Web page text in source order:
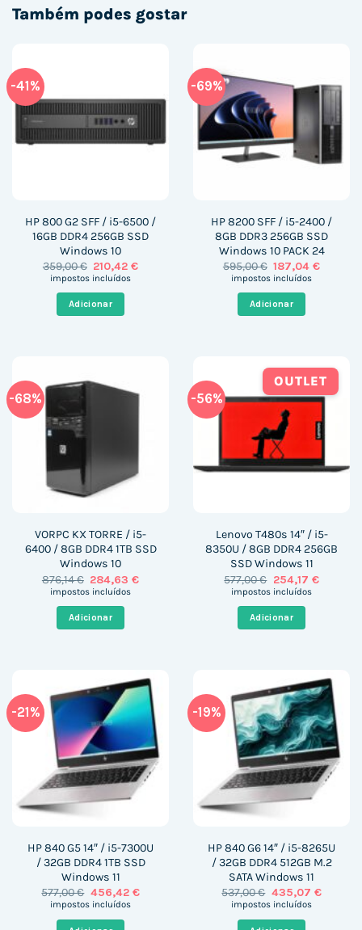
Também podes gostar
-41%
HP 800 G2 SFF / i5-6500 /
16GB DDR4 256GB SSD
Windows 10
359,00€ O
preço
era:
359,00 €.
210,42€O
impostos incluídos
Adicionar
-69%
HP 8200 SFF / i5-2400 /
8GB DDR3 256GB SSD
Windows 10 PACK 24
595,00€ O
preço
era:
595,00 €.
187,04€O
impostos incluídos
Adicionar
-68%
VORPC KX TORRE / i5-
6400 / 8GB DDR4 1TB SSD
Windows 10
876,14€ O
preço
era:
876,14 €.
284,63€O
impostos incluídos
Adicionar
-56%
OUTLET
Lenovo T480s 14″ / i5-
8350U / 8GB DDR4 256GB
SSD Windows 11
577,00€ O
preço
era:
577,00 €.
254,17 €O
impostos incluídos
Adicionar
-21%
HP 840 G5 14″ / i5-7300U
/ 32GB DDR4 1TB SSD
Windows 11
577,00€ O
preço
era:
456,42 €O
impostos incluídos
-19%
HP 840 G6 14″ / i5-8265U
/ 32GB DDR4 512GB M.2
SATA Windows 11
537,00€ O
preço
era:
435,07 €O
impostos incluídos